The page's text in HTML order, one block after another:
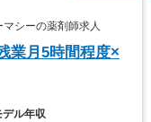
シーの薬剤師求人
業月5時間程度×
デル年収